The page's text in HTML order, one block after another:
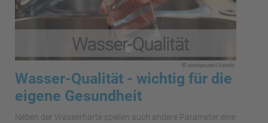
Wasser-Qualität - wichtig für die
eigene Gesundheit
Neben der Wasserhärte spielen auch andere Parameter eine